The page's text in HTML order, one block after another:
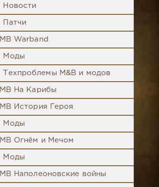
Новости
Патчи
MB Warband
Моды
Техпроблемы M&B и модов
MB На Карибы
MB История Героя
Моды
MB Огнём и Мечом
Моды
MB Наполеоновские войны